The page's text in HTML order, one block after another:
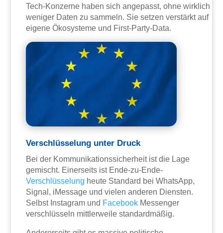
Tech-Konzerne haben sich angepasst, ohne wirklich
weniger Daten zu sammeln. Sie setzen verstärkt auf
eigene Ökosysteme und First-Party-Data.
Verschlüsselung unter Druck
Bei der Kommunikationssicherheit ist die Lage
gemischt. Einerseits ist Ende-zu-Ende-
Verschlüsselung heute Standard bei WhatsApp,
Signal, iMessage und vielen anderen Diensten.
Selbst Instagram und Facebook Messenger
verschlüsseln mittlerweile standardmäßig.